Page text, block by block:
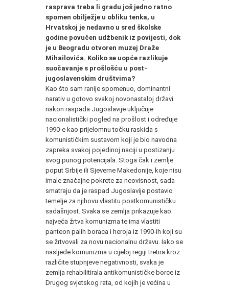
rasprava treba li gradu još jedno ratno
spomen obilježje u obliku tenka, u
Hrvatskoj je nedavno u sred školske
godine povučen udžbenik iz povijesti, dok
je u Beogradu otvoren muzej Draže
Mihailovića. Koliko se uopće razlikuje
suočavanje s prošlošću u post-
jugoslavenskim društvima?
Kao što sam ranije spomenuo, dominantni
narativ u gotovo svakoj novonastaloj državi
nakon raspada Jugoslavije uključuje
nacionalistički pogled na prošlost i određuje
1990-e kao prijelomnu točku raskida s
komunističkim sustavom koji je bio navodna
zapreka svakoj pojedinoj naciji u postizanju
svog punog potencijala. Stoga čak i zemlje
poput Srbije ili Sjeverne Makedonije, koje nisu
imale značajne pokrete za neovisnost, sada
smatraju da je raspad Jugoslavije postavio
temelje za njihovu vlastitu postkomunističku
sadašnjost. Svaka se zemlja prikazuje kao
najveća žrtva komunizma te ima vlastiti
panteon palih boraca i heroja iz 1990-ih koji su
se žrtvovali za novu nacionalnu državu. Iako se
nasljeđe komunizma u cijeloj regiji tretira kroz
različite stupnjeve negativnosti, svaka je
zemlja rehabilitirala antikomunističke borce iz
Drugog svjetskog rata, od kojih je većina u